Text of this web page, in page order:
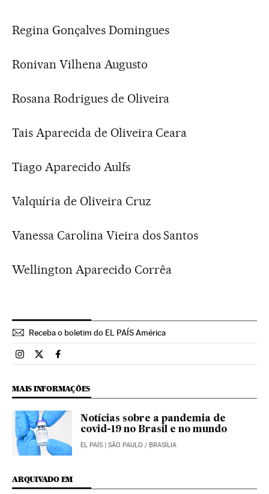
Regina Gonçalves Domingues
Ronivan Vilhena Augusto
Rosana Rodrigues de Oliveira
Tais Aparecida de Oliveira Ceara
Tiago Aparecido Aulfs
Valquíria de Oliveira Cruz
Vanessa Carolina Vieira dos Santos
Wellington Aparecido Corrêa
Receba o boletim do EL PAÍS América
Brasil El País Brasil en Instagram
Brasil El País Brasil en Twitter
Brasil El País Brasil en Facebook
MAIS INFORMAÇÕES
Notícias sobre a pandemia de
covid-19 no Brasil e no mundo
EL PAÍS | SÃO PAULO / BRASÍLIA
ARQUIVADO EM